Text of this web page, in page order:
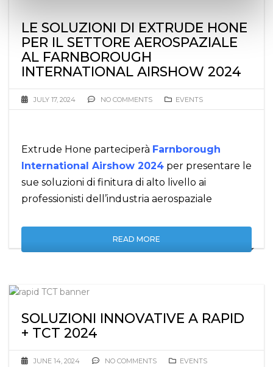
LE SOLUZIONI DI EXTRUDE HONE
PER IL SETTORE AEROSPAZIALE
AL FARNBOROUGH
INTERNATIONAL AIRSHOW 2024
JULY 17, 2024 NO COMMENTS EVENTS
Extrude Hone parteciperà Farnborough
International Airshow 2024 per presentare le
sue soluzioni di finitura di alto livello ai
professionisti dell’industria aerospaziale
READ MORE
SOLUZIONI INNOVATIVE A RAPID
+ TCT 2024
JUNE 14, 2024 NO COMMENTS EVENTS